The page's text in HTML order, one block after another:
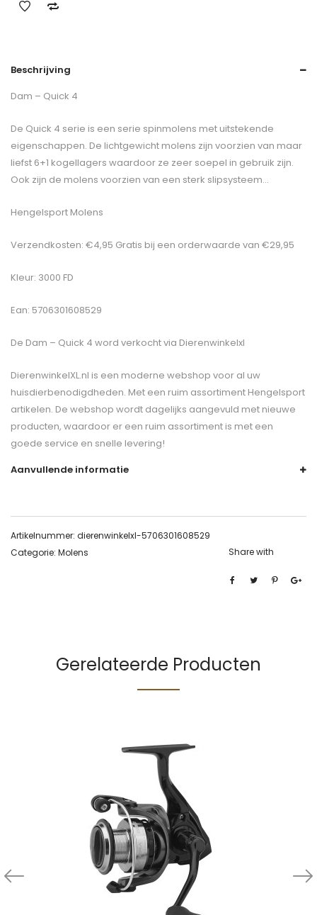
Beschrijving
Dam – Quick 4
De Quick 4 serie is een serie spinmolens met uitstekende
eigenschappen. De lichtgewicht molens zijn voorzien van maar
liefst 6+1 kogellagers waardoor ze zeer soepel in gebruik zijn.
Ook zijn de molens voorzien van een sterk slipsysteem…
Hengelsport Molens
Verzendkosten: €4,95 Gratis bij een orderwaarde van €29,95
Kleur: 3000 FD
Ean: 5706301608529
De Dam – Quick 4 word verkocht via Dierenwinkelxl
DierenwinkelXL.nl is een moderne webshop voor al uw
huisdierbenodigdheden. Met een ruim assortiment Hengelsport
artikelen. De webshop wordt dagelijks aangevuld met nieuwe
producten, waardoor er een ruim assortiment is met een
goede service en snelle levering!
Aanvullende informatie
Artikelnummer: dierenwinkelxl-5706301608529
Categorie: Molens Share with
Gerelateerde Producten